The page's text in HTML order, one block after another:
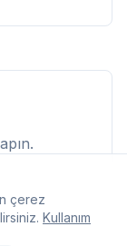
çerez
Kullanım